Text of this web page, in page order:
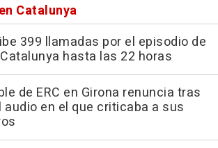
Catalunya
399 llamadas por el episodio de
hasta las 22 horas
de ERC en Girona renuncia tras
en el que criticaba a sus